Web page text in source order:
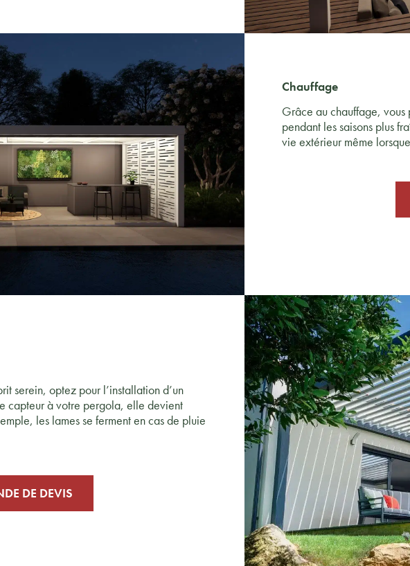
Chauffage
Grâce au chauffage, vous
pendant les saisons plus
vie extérieur même
serein, optez pour l’installation d’un
à votre pergola, elle devient
les lames se ferment en cas de pluie
DE DEVIS